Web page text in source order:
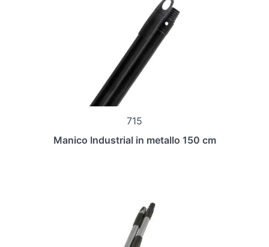
715
Manico Industrial in metallo 150 cm